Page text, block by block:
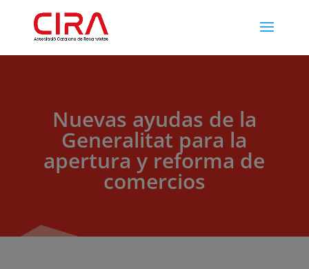
Nuevas ayudas de la
Generalitat para la
apertura y reforma de
comercios